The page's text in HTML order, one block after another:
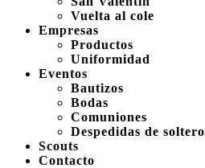
Vuelta al cole
Empresas
Productos
Uniformidad
Eventos
Bautizos
Bodas
Comuniones
Despedidas de soltero
Scouts
Contacto